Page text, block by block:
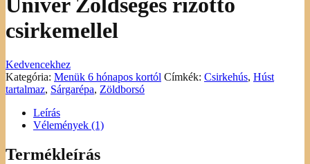
Univer Zöldséges rizottó
csirkemellel
Kedvencekhez
Kategória: Menük 6 hónapos kortól Címkék: Csirkehús, Húst
tartalmaz, Sárgarépa, Zöldborsó
Leírás
Vélemények (1)
Termékleírás